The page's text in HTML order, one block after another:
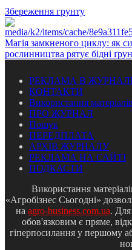
Збереження грунту
Магія замкненого циклу: як
рослинництва рятує бідні
РЕКЛАМА В
КОНТАКТИ
Використання матеріалів
ПРО ЖУРНАЛ
Пошук
ПЕРЕДПЛАТА
АРХІВ ЖУРНАЛУ
РЕКЛАМА НА САЙТІ
ПОДКАСТИ
Використання
«Агробізнес Сьогодні»
на agro-business.com.ua. Для
обов'язковим є пряме,
гіперпосилання у першому